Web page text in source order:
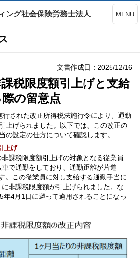
ング社会保険労務士法人 MENU
文書作成日：2025/12/16
税限度額引上げと支給
の留意点
された改正所得税法施行令により、通勤
上げられました。以下では、この改正の
の設定の仕方について確認します。
上げ
課税限度額引上げの対象となる従業員
で通勤をしており、通勤距離が片道
。この従業員に対し支給する通勤手当に
非課税限度額が引上げられました。な
年4月1日に遡って適用されることになっ